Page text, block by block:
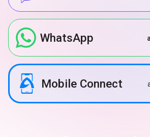
WhatsApp
Mobile Connect